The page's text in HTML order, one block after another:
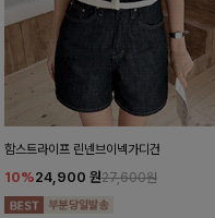
함스트라이프 린넨브이넥가디건
10%24,900 원27,600원